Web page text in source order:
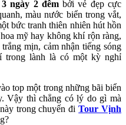
ngày 2 đêmbởi vẻ đẹp cực
màu nước biển trong vắt,
bức tranh thiên nhiên hút hồn
mỹ hay không khí rộn ràng,
mịn, cảm nhận tiếng sóng
trong lành là có một kỳ nghỉ
top một trong những bãi biển
Vậy thì chẳng có lý do gì mà
trong chuyến điTourVịnh